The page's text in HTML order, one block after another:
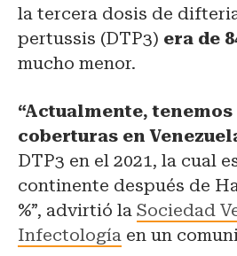
la tercera dosis de
pertussis (DTP3) era de
mucho menor.
“Actualmente,
coberturas en
DTP3 en el 2021, la cual
continente después de
%”, advirtió la Sociedad
Infectología en un